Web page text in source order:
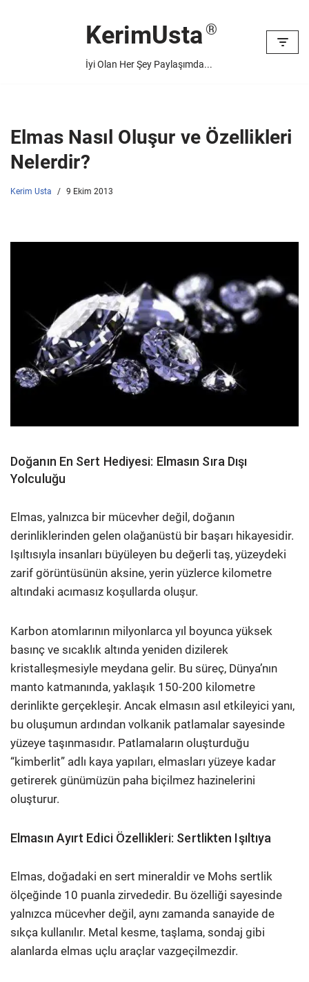
KerimUsta
İyi Olan Her Şey Paylaşımda...
Elmas Nasıl Oluşur ve Özellikleri
Nelerdir?
Kerim Usta 9 Ekim 2013
Doğanın En Sert Hediyesi: Elmasın Sıra Dışı
Yolculuğu
Elmas, yalnızca bir mücevher değil, doğanın
derinliklerinden gelen olağanüstü bir başarı hikayesidir.
Işıltısıyla insanları büyüleyen bu değerli taş, yüzeydeki
zarif görüntüsünün aksine, yerin yüzlerce kilometre
altındaki acımasız koşullarda oluşur.
Karbon atomlarının milyonlarca yıl boyunca yüksek
basınç ve sıcaklık altında yeniden dizilerek
kristalleşmesiyle meydana gelir. Bu süreç, Dünya’nın
manto katmanında, yaklaşık 150-200 kilometre
derinlikte gerçekleşir. Ancak elmasın asıl etkileyici yanı,
bu oluşumun ardından volkanik patlamalar sayesinde
yüzeye taşınmasıdır. Patlamaların oluşturduğu
“kimberlit” adlı kaya yapıları, elmasları yüzeye kadar
getirerek günümüzün paha biçilmez hazinelerini
oluşturur.
Elmasın Ayırt Edici Özellikleri: Sertlikten Işıltıya
Elmas, doğadaki en sert mineraldir ve Mohs sertlik
ölçeğinde 10 puanla zirvededir. Bu özelliği sayesinde
yalnızca mücevher değil, aynı zamanda sanayide de
sıkça kullanılır. Metal kesme, taşlama, sondaj gibi
alanlarda elmas uçlu araçlar vazgeçilmezdir.